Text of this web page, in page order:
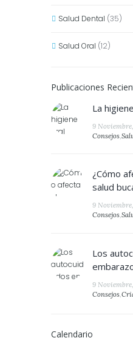
Salud Dental (35)
Salud Oral (12)
Publicaciones
La
9
Consejos,
¿Cómo
salud
9
Consejos,
Los
9
Consejos,
Calendario